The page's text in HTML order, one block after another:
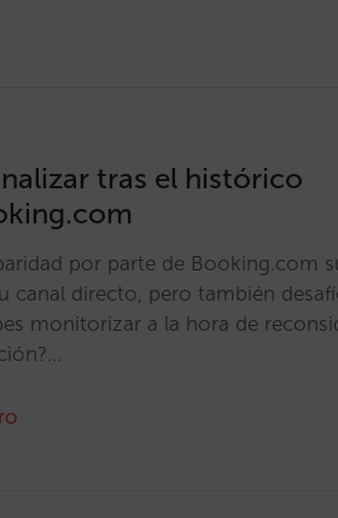
tras el histórico
por parte de Booking.com
canal directo, pero también
monitorizar a la hora de